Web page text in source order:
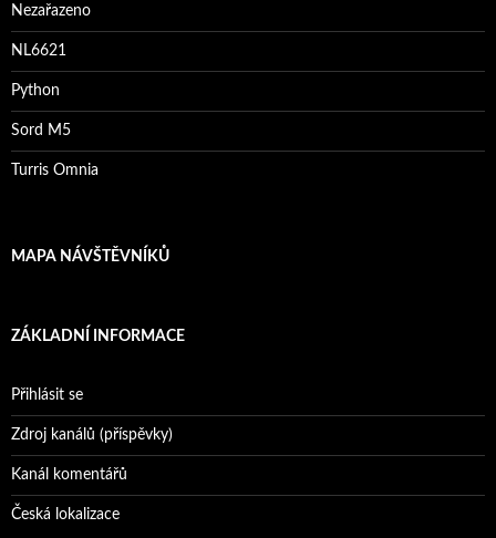
Nezařazeno
NL6621
Python
Sord M5
Turris Omnia
MAPA NÁVŠTĚVNÍKŮ
ZÁKLADNÍ INFORMACE
Přihlásit se
Zdroj kanálů (příspěvky)
Kanál komentářů
Česká lokalizace